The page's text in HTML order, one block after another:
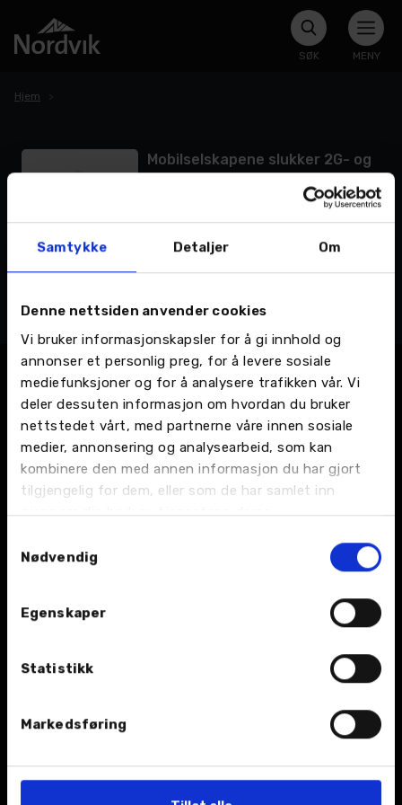
Samtykke Detaljer Om
Denne nettsiden anvender cookies
Vi bruker informasjonskapsler for å gi innhold og
annonser et personlig preg, for å levere sosiale
mediefunksjoner og for å analysere trafikken vår. Vi
deler dessuten informasjon om hvordan du bruker
nettstedet vårt, med partnerne våre innen sosiale
medier, annonsering og analysearbeid, som kan
kombinere den med annen informasjon du har gjort
tilgjengelig for dem, eller som de har samlet inn
gjennom din bruk av tjenestene deres.
Nødvendig
Egenskaper
Statistikk
Markedsføring
SØK MENY
Hjem
Mobilselskapene slukker 2G- og
myndigheter og teleoperatørene
Telenor og Telia at de vil stenge ned 2G-
2025. Dette er et viktig skritt mot mer
mobilteknologi, men det kan også
påvirke enkelte bilsystemer.
LES MER >
BIL
Nybil
Kampanjer
Åpningstider